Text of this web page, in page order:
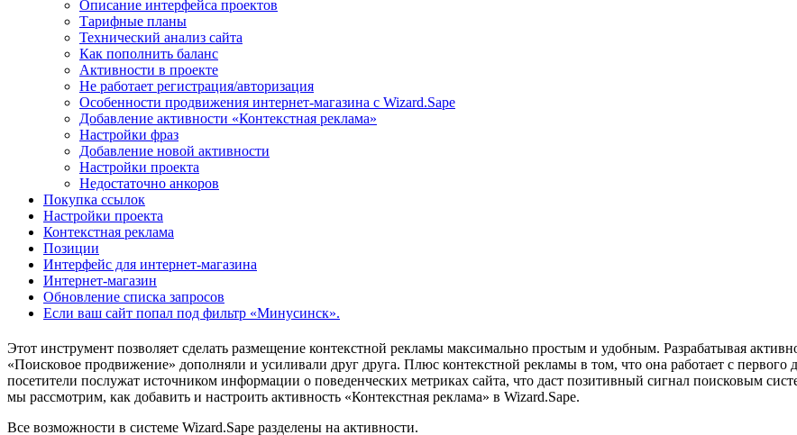
Описание интерфейса проектов
Тарифные планы
Технический анализ сайта
Как пополнить баланс
Активности в проекте
Не работает регистрация/авторизация
Особенности продвижения интернет-магазина с Wizard.Sape
Добавление активности «Контекстная реклама»
Настройки фраз
Добавление новой активности
Настройки проекта
Недостаточно анкоров
Покупка ссылок
Настройки проекта
Контекстная реклама
Позиции
Интерфейс для интернет-магазина
Интернет-магазин
Обновление списка запросов
Если ваш сайт попал под фильтр «Минусинск».
Этот инструмент позволяет сделать размещение контекстной рекламы максимально простым и удобным. Разрабатывая
«Поисковое продвижение» дополняли и усиливали друг друга. Плюс контекстной рекламы в том, что она работает с
посетители послужат источником информации о поведенческих метриках сайта, что даст позитивный сигнал поисковым
мы рассмотрим, как добавить и настроить активность «Контекстная реклама» в Wizard.Sape.
Все возможности в системе Wizard.Sape разделены на активности.